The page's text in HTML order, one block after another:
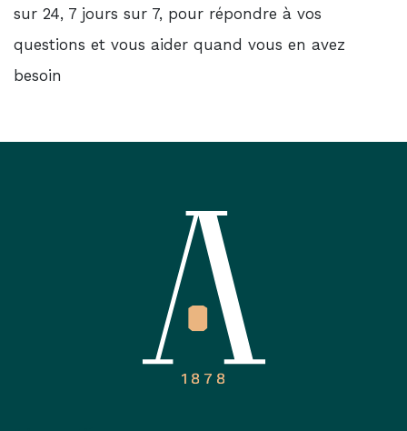
sur 24, 7 jours sur 7, pour répondre à vos
questions et vous aider quand vous en avez
besoin